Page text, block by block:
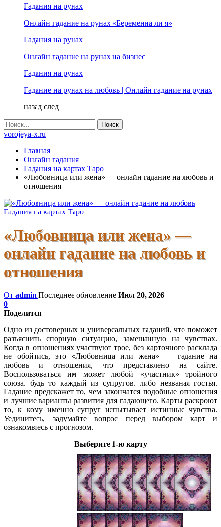
Гадания на рунах
Онлайн гадание на рунах «Беременна ли я»
Гадания на рунах
Онлайн гадание на рунах на бизнес
Гадания на рунах
Гадание на рунах на любовь | Онлайн гадание на рунах
назад след
vorojeya-x.ru
Главная
Онлайн гадания
Гадания на картах Таро
«Любовница или жена» — онлайн гадание на любовь и
отношения
Гадания на картах Таро
«Любовница или жена» —
онлайн гадание на любовь и
отношения
От admin Последнее обновление Июл 20, 2026
0
Поделится
Одно из достоверных и универсальных гаданий, что поможет
разъяснить спорную ситуацию, замешанную на чувствах.
Когда в отношениях участвуют трое, без карточного расклада
не обойтись, это «Любовница или жена» — гадание на
любовь и отношения, что представлено на сайте.
Воспользоваться им может любой «участник» тройного
союза, будь то каждый из супругов, либо незваная гостья.
Гадание предскажет то, чем закончатся подобные отношения
и лучшие варианты развития для гадающего. Карты раскроют
то, к кому именно супруг испытывает истинные чувства.
Уединитесь, задумайте вопрос перед выбором карт и
ознакомьтесь с прогнозом.
Выберите 1-ю карту